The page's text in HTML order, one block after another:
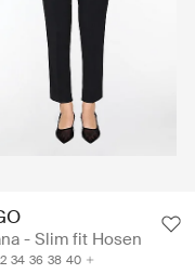
- Slim fit Hosen
34 36 38 40